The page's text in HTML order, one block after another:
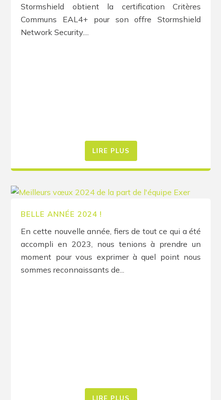
Stormshield obtient la certification Critères
Communs EAL4+ pour son offre Stormshield
Network Security....
LIRE PLUS
BELLE ANNÉE 2024 !
En cette nouvelle année, fiers de tout ce qui a été
accompli en 2023, nous tenions à prendre un
moment pour vous exprimer à quel point nous
sommes reconnaissants de...
LIRE PLUS